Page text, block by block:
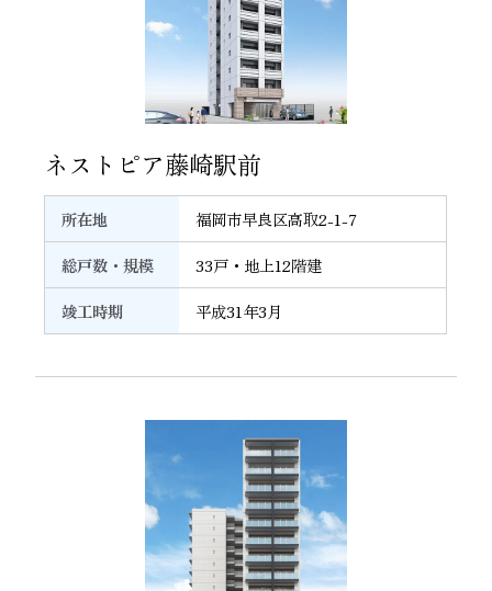
ネストピア藤崎駅前 28
所在地
福岡市早良区高取2-1-7
総戸数・規模
33戸・地上12階建
竣工時期
平成31年3月